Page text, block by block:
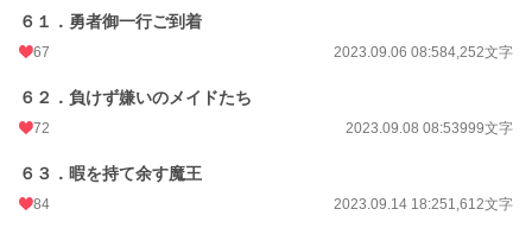
６１．勇者御一行ご到着
67 2023.09.06 08:584,252文字
６２．負けず嫌いのメイドたち
72 2023.09.08 08:53999文字
６３．暇を持て余す魔王
84 2023.09.14 18:251,612文字